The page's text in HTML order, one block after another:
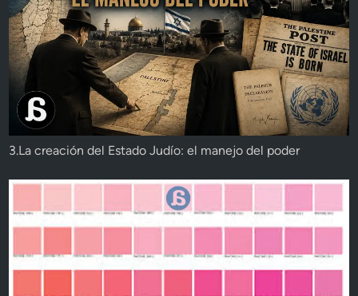
3.La creación del Estado Judío: el manejo del poder